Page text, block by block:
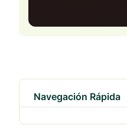
Navegación Rápida